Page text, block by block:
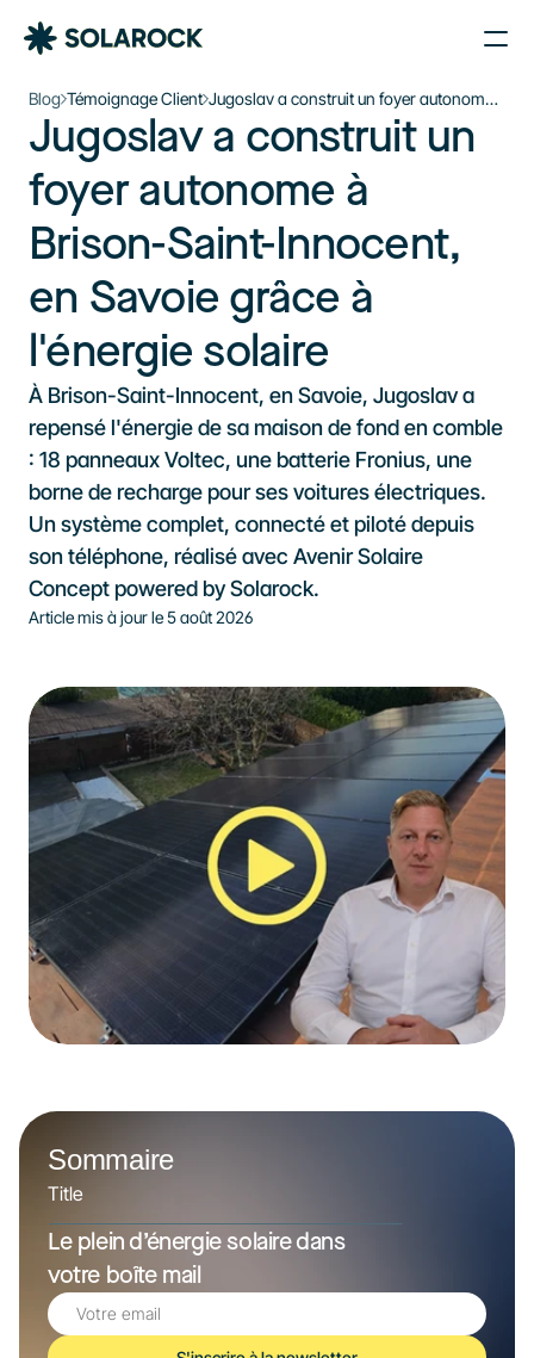
Nos Agences
Nos Installations
À propos
Blog
À propos de Solarock
Nos produits
‍01 89 71 71 48
J’estime mon projet
Blog Témoignage Client Jugoslav a construit un foyer autonome
à Brison-Saint-Innocent, en Savoie
grâce à l'énergie solaire
Jugoslav a construit un
foyer autonome à
Brison-Saint-Innocent,
en Savoie grâce à
l'énergie solaire
À Brison-Saint-Innocent, en Savoie, Jugoslav a
repensé l'énergie de sa maison de fond en comble
: 18 panneaux Voltec, une batterie Fronius, une
borne de recharge pour ses voitures électriques.
Un système complet, connecté et piloté depuis
son téléphone, réalisé avec Avenir Solaire
Concept powered by Solarock.
Article mis à jour le 5 août 2026
Sommaire
Title
Le plein d’énergie solaire dans
votre boîte mail
Le plein d’énergie solaire
dans votre boîte mail
Je souhaite m’inscrire à la newsletter
S'inscrire à la newsletter